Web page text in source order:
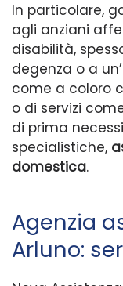
In particolare,
agli anziani
disabilità,
degenza o a
come a coloro
o di servizi
di prima
specialistiche,
domestica.
Agenzia
Arluno: